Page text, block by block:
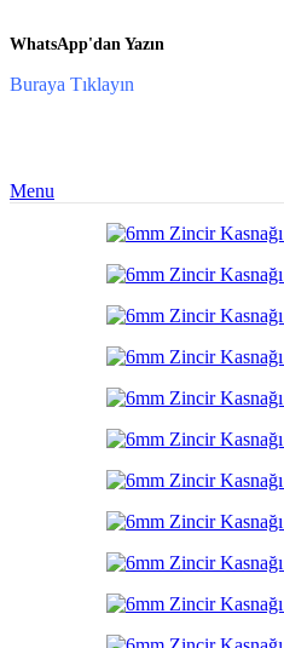
WhatsApp'dan Yazın
Buraya Tıklayın
Menu